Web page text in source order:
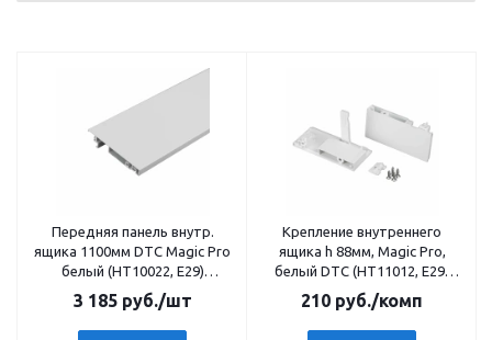
Передняя панель внутр.
ящика 1100мм DTC Magic Pro
белый (HT10022, Е29)
0016642
3 185руб./шт
Крепление внутреннего
ящика h 88мм, Magic Pro,
белый DTC (HT11012, E29)
0016641
210 руб./комп